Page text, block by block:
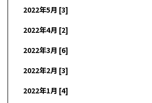
2022年5月 [3]
2022年4月 [2]
2022年3月 [6]
2022年2月 [3]
2022年1月 [4]